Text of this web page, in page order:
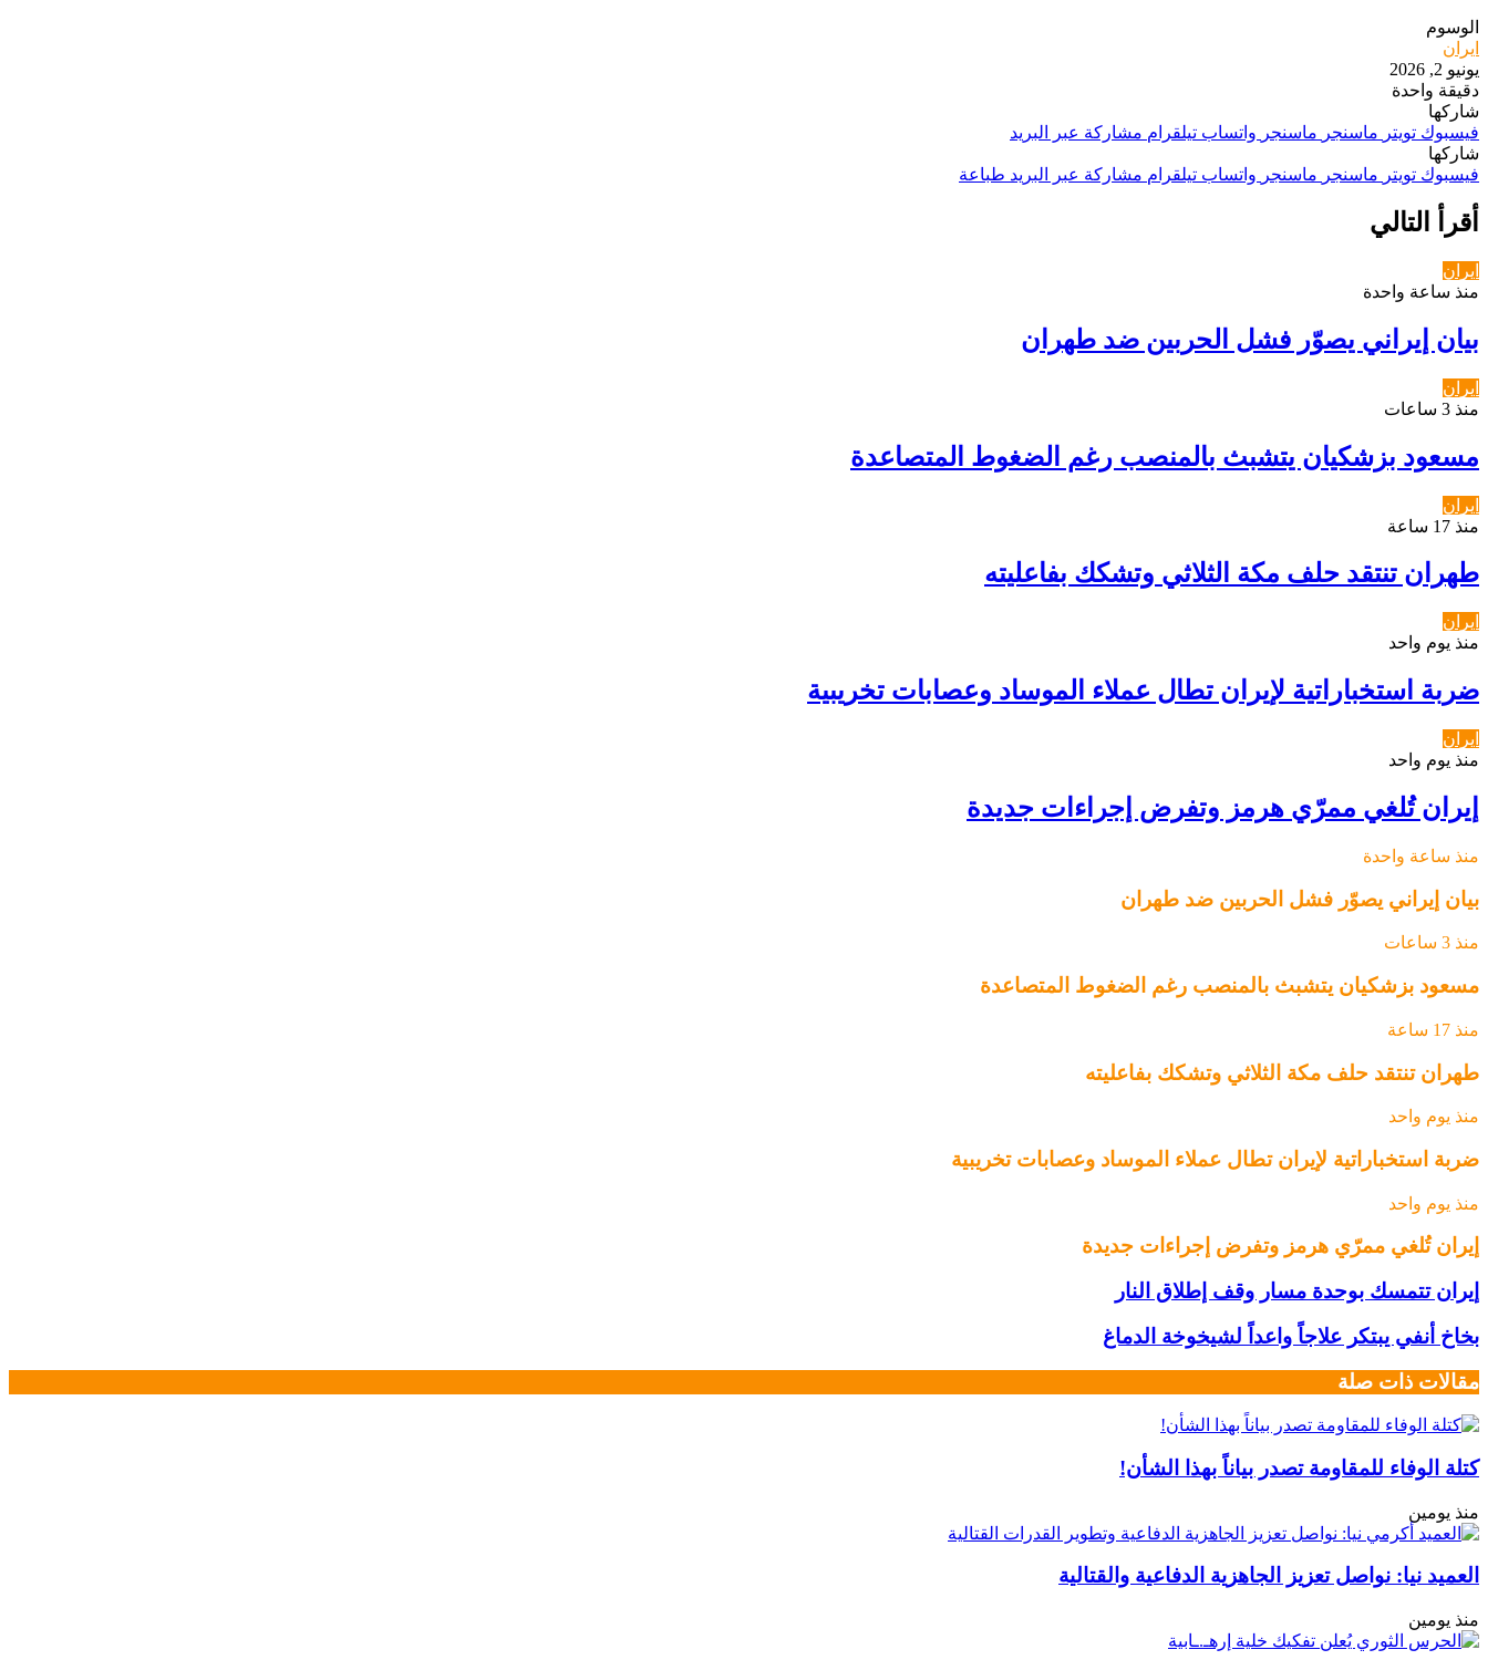
الوسوم
ايران
يونيو 2, 2026
دقيقة واحدة
شاركها
فيسبوك تويتر ماسنجر ماسنجر واتساب تيلقرام مشاركة عبر البريد
شاركها
فيسبوك تويتر ماسنجر ماسنجر واتساب تيلقرام مشاركة عبر البريد طباعة
أقرأ التالي
ايران
منذ ساعة واحدة
بيان إيراني يصوّر فشل الحربين ضد طهران
ايران
منذ 3 ساعات
مسعود بزشكيان يتشبث بالمنصب رغم الضغوط المتصاعدة
ايران
منذ 17 ساعة
طهران تنتقد حلف مكة الثلاثي وتشكك بفاعليته
ايران
منذ يوم واحد
ضربة استخباراتية لإيران تطال عملاء الموساد وعصابات تخريبية
ايران
منذ يوم واحد
إيران تُلغي ممرّي هرمز وتفرض إجراءات جديدة
منذ ساعة واحدة
بيان إيراني يصوّر فشل الحربين ضد طهران
منذ 3 ساعات
مسعود بزشكيان يتشبث بالمنصب رغم الضغوط المتصاعدة
منذ 17 ساعة
طهران تنتقد حلف مكة الثلاثي وتشكك بفاعليته
منذ يوم واحد
ضربة استخباراتية لإيران تطال عملاء الموساد وعصابات تخريبية
منذ يوم واحد
إيران تُلغي ممرّي هرمز وتفرض إجراءات جديدة
إيران تتمسك بوحدة مسار وقف إطلاق النار
بخاخ أنفي يبتكر علاجاً واعداً لشيخوخة الدماغ
مقالات ذات صلة
كتلة الوفاء للمقاومة تصدر بياناً بهذا الشأن!
منذ يومين
العميد نيا: نواصل تعزيز الجاهزية الدفاعية والقتالية
منذ يومين